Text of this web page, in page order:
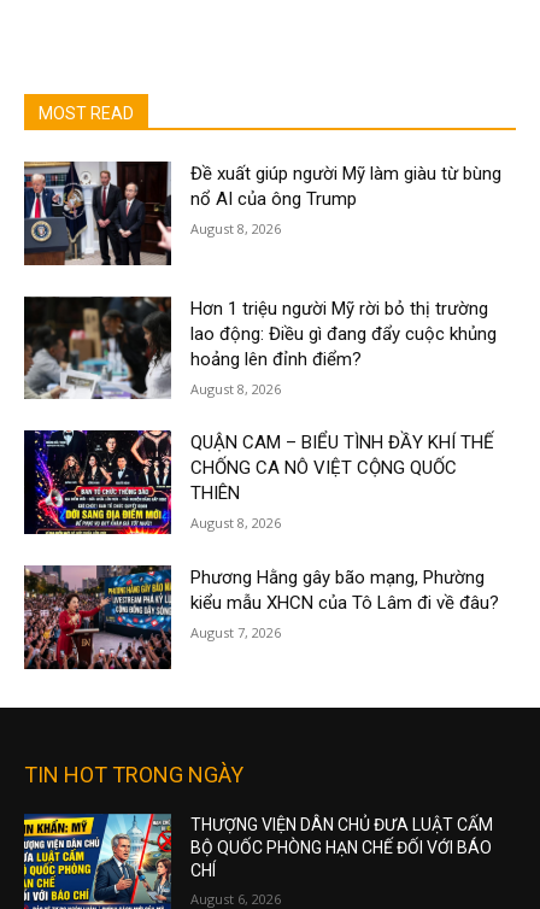
MOST READ
Đề xuất giúp người Mỹ làm giàu từ bùng
nổ AI của ông Trump
August 8, 2026
Hơn 1 triệu người Mỹ rời bỏ thị trường
lao động: Điều gì đang đẩy cuộc khủng
hoảng lên đỉnh điểm?
August 8, 2026
QUẬN CAM – BIỂU TÌNH ĐẦY KHÍ THẾ
CHỐNG CA NÔ VIỆT CỘNG QUỐC
THIÊN
August 8, 2026
Phương Hằng gây bão mạng, Phường
kiểu mẫu XHCN của Tô Lâm đi về đâu?
August 7, 2026
TIN HOT TRONG NGÀY
THƯỢNG VIỆN DÂN CHỦ ĐƯA LUẬT CẤM
BỘ QUỐC PHÒNG HẠN CHẾ ĐỐI VỚI BÁO
CHÍ
August 6, 2026